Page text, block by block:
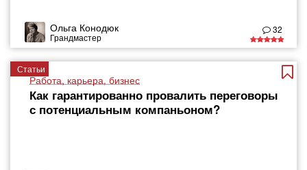
Ольга Конодюк
Грандмастер
32
Статьи
Работа, карьера, бизнес
Как гарантированно провалить переговоры
с потенциальным компаньоном?